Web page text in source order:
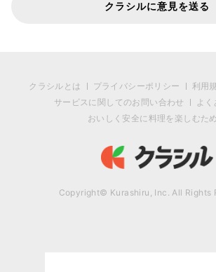
クラシルに意見を送る
クラシルとは プライバシーポリシー 利用
サービスに関してのお問い合わせ
よく
おいしく安全に料理を楽しむた
Copyright© Kurashiru, Inc. All Rights